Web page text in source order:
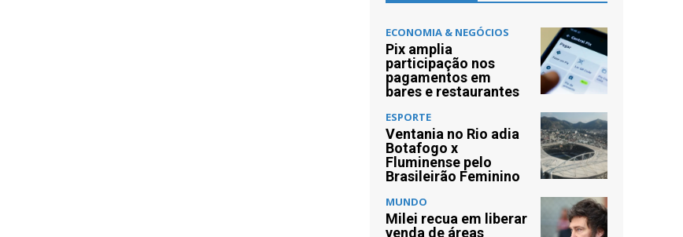
ECONOMIA & NEGÓCIOS
Pix amplia
participação nos
pagamentos em
bares e restaurantes
ESPORTE
Ventania no Rio adia
Botafogo x
Fluminense pelo
Brasileirão Feminino
MUNDO
Milei recua em liberar
venda de áreas